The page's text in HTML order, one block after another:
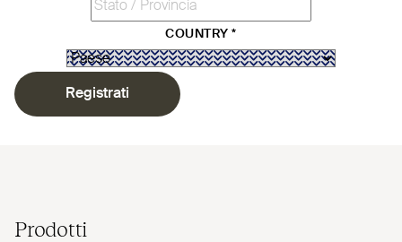
COUNTRY*
Registrati
Prodotti